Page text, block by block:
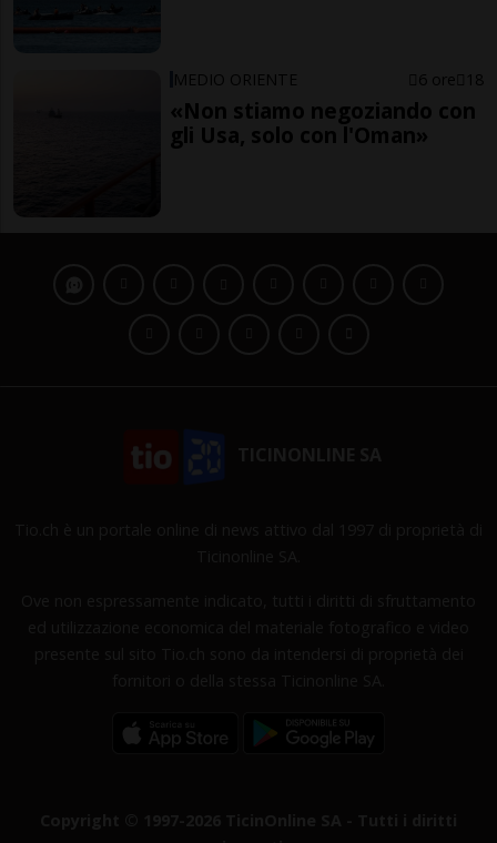
MEDIO ORIENTE 6 ore 18
«Non stiamo negoziando con
gli Usa, solo con l'Oman»